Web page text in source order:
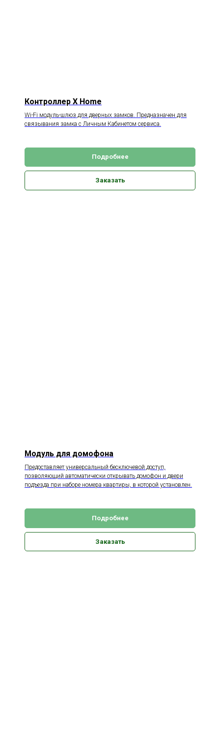
Контроллер X Home
Wi-Fi модуль-шлюз для дверных замков. Предназначен для
связывания замка с Личным Кабинетом сервиса.
Подробнее
Заказать
Модуль для домофона
Предоставляет универсальный бесключевой доступ,
позволяющий автоматически открывать домофон и двери
подъезда при наборе номера квартиры, в которой установлен.
Подробнее
Заказать